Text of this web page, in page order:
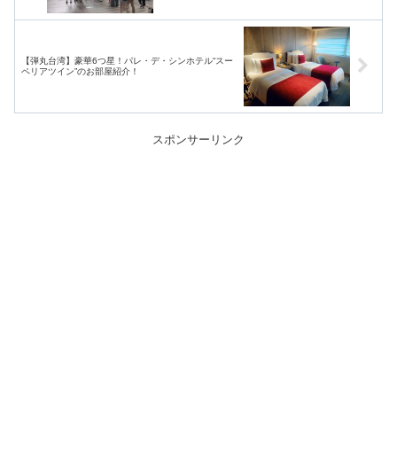
【弾丸台湾】豪華6つ星！パレ・デ・シンホテル“スー
ペリアツイン”のお部屋紹介！
スポンサーリンク